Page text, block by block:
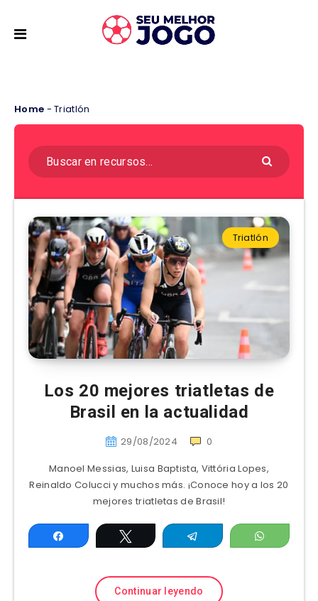
Home -Triatlón
Triatlón
Los 20 mejores triatletas de
Brasil en la actualidad
29/08/2024
0
Manoel Messias, Luisa Baptista, Vittória Lopes,
Reinaldo Colucci y muchos más. ¡Conoce hoy a los 20
mejores triatletas de Brasil!
Compartir Twittear Telegram
Continuar leyendo